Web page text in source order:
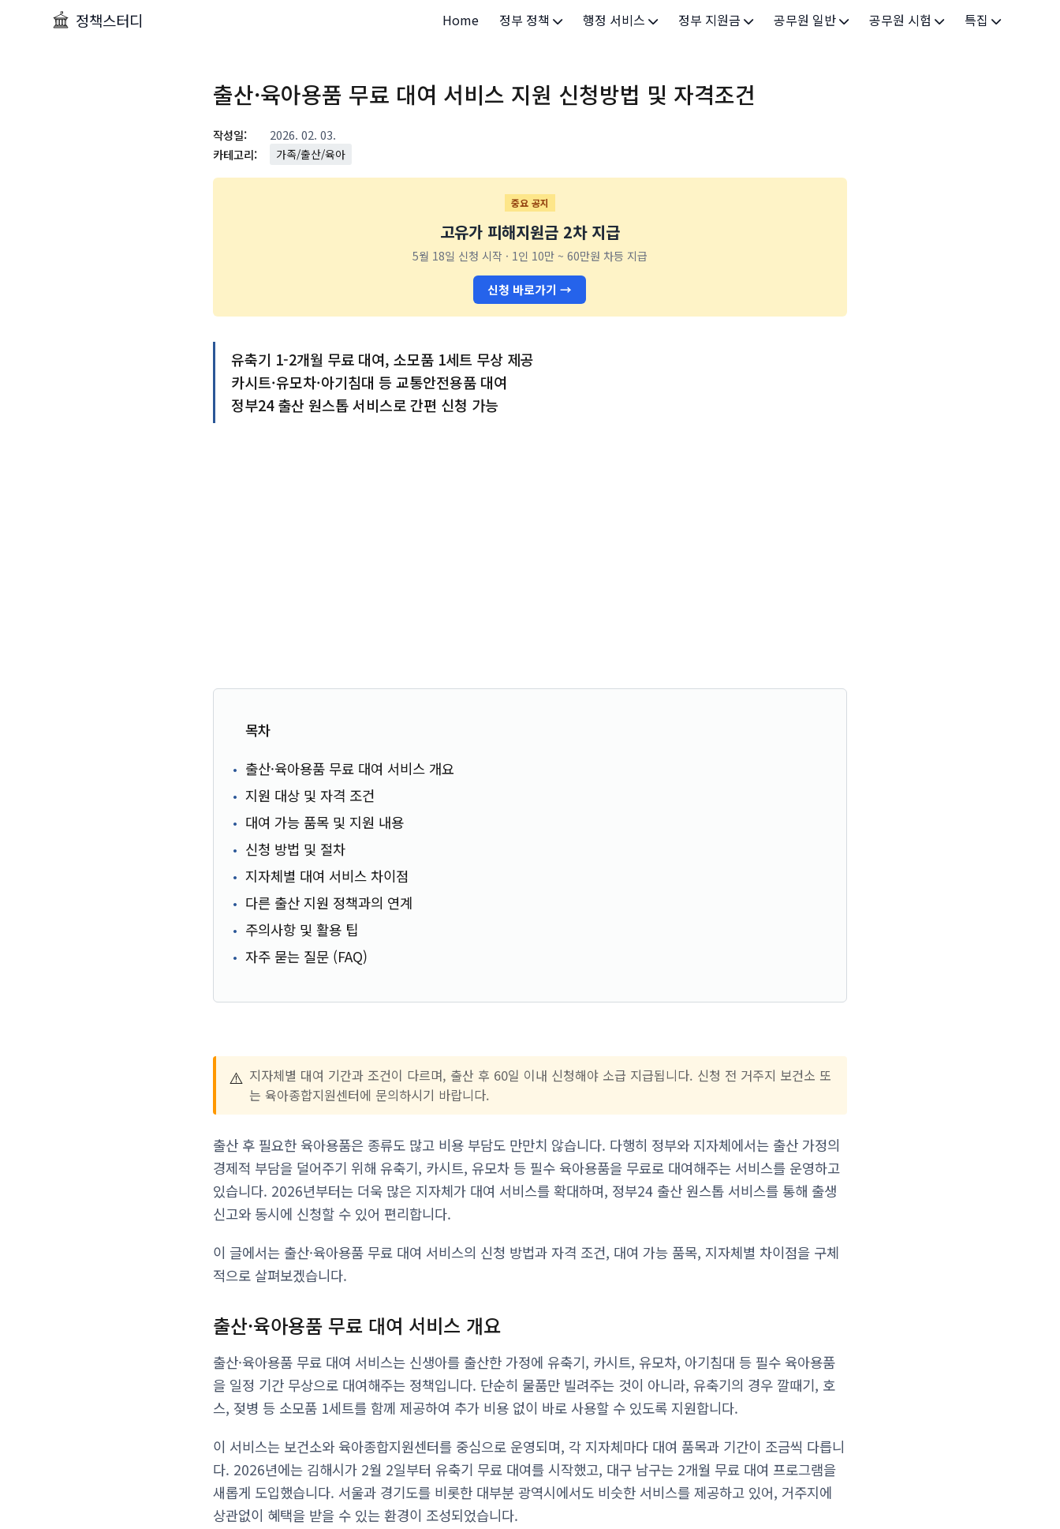
정책스터디 Home 정부 정책
정부 정책
행정 서비스
보조금24
세무/납부
기타 서비스
정부 지원금
소상공인
공무원 일반 공무원 시험 특집
출산·육아용품 무료 대여 서비스 지원 신청방법 및 자격조건
작성일:
2026. 02. 03.
카테고리:
가족/출산/육아
중요 공지
고유가 피해지원금 2차 지급
5월 18일 신청 시작 · 1인 10만 ~ 60만원 차등 지급
신청 바로가기 →
유축기 1-2개월 무료 대여, 소모품 1세트 무상 제공
카시트·유모차·아기침대 등 교통안전용품 대여
정부24 출산 원스톱 서비스로 간편 신청 가능
목차
출산·육아용품 무료 대여 서비스 개요
지원 대상 및 자격 조건
대여 가능 품목 및 지원 내용
신청 방법 및 절차
지자체별 대여 서비스 차이점
다른 출산 지원 정책과의 연계
주의사항 및 활용 팁
자주 묻는 질문 (FAQ)
⚠️ 지자체별 대여 기간과 조건이 다르며, 출산 후 60일 이내 신청해야 소급 지급됩니다. 신청 전 거주지 보건소 또
는 육아종합지원센터에 문의하시기 바랍니다.
출산 후 필요한 육아용품은 종류도 많고 비용 부담도 만만치 않습니다. 다행히 정부와 지자체에서는 출산 가정의
경제적 부담을 덜어주기 위해 유축기, 카시트, 유모차 등 필수 육아용품을 무료로 대여해주는 서비스를 운영하고
있습니다. 2026년부터는 더욱 많은 지자체가 대여 서비스를 확대하며, 정부24 출산 원스톱 서비스를 통해 출생
신고와 동시에 신청할 수 있어 편리합니다.
이 글에서는 출산·육아용품 무료 대여 서비스의 신청 방법과 자격 조건, 대여 가능 품목, 지자체별 차이점을 구체
적으로 살펴보겠습니다.
출산·육아용품 무료 대여 서비스 개요
출산·육아용품 무료 대여 서비스는 신생아를 출산한 가정에 유축기, 카시트, 유모차, 아기침대 등 필수 육아용품
을 일정 기간 무상으로 대여해주는 정책입니다. 단순히 물품만 빌려주는 것이 아니라, 유축기의 경우 깔때기, 호
스, 젖병 등 소모품 1세트를 함께 제공하여 추가 비용 없이 바로 사용할 수 있도록 지원합니다.
이 서비스는 보건소와 육아종합지원센터를 중심으로 운영되며, 각 지자체마다 대여 품목과 기간이 조금씩 다릅니
다. 2026년에는 김해시가 2월 2일부터 유축기 무료 대여를 시작했고, 대구 남구는 2개월 무료 대여 프로그램을
새롭게 도입했습니다. 서울과 경기도를 비롯한 대부분 광역시에서도 비슷한 서비스를 제공하고 있어, 거주지에
상관없이 혜택을 받을 수 있는 환경이 조성되었습니다.